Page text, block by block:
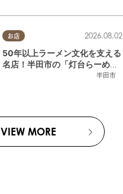
お店
半田市
2026.08.02
50年以上ラーメン文化を支える
名店！半田市の「灯台らーめん
半田店」へ【熱血ラーメン伝 8
VIEW MORE